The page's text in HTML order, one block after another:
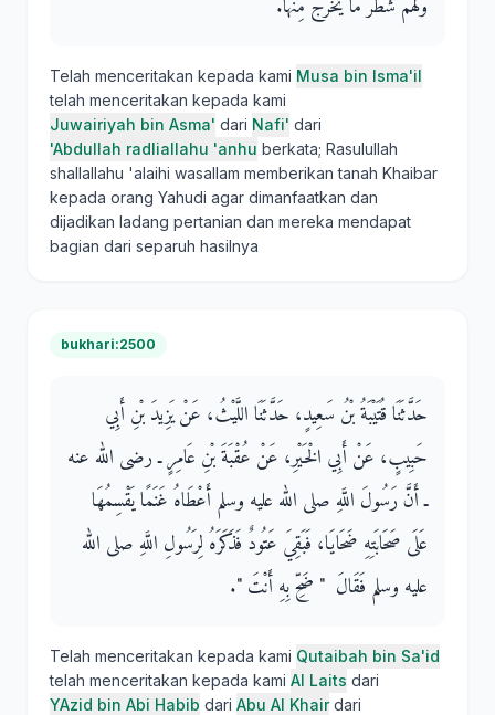
وَلَهُمْ شَطْرُ مَا يَخْرُجُ مِنْهَا‏.‏
Telah menceritakan kepada kami Musa bin Isma'il
telah menceritakan kepada kami
Juwairiyah bin Asma' dari Nafi' dari
'Abdullah radliallahu 'anhu berkata; Rasulullah
shallallahu 'alaihi wasallam memberikan tanah Khaibar
kepada orang Yahudi agar dimanfaatkan dan
dijadikan ladang pertanian dan mereka mendapat
bagian dari separuh hasilnya
bukhari:2500
حَدَّثَنَا قُتَيْبَةُ بْنُ سَعِيدٍ، حَدَّثَنَا اللَّيْثُ، عَنْ يَزِيدَ بْنِ أَبِي
حَبِيبٍ، عَنْ أَبِي الْخَيْرِ، عَنْ عُقْبَةَ بْنِ عَامِرٍ ـ رضى الله عنه
ـ أَنَّ رَسُولَ اللَّهِ صلى الله عليه وسلم أَعْطَاهُ غَنَمًا يَقْسِمُهَا
عَلَى صَحَابَتِهِ ضَحَايَا، فَبَقِيَ عَتُودٌ فَذَكَرَهُ لِرَسُولِ اللَّهِ صلى الله
عليه وسلم فَقَالَ ‏ "‏ ضَحِّ بِهِ أَنْتَ ‏"‏‏.‏
Telah menceritakan kepada kami Qutaibah bin Sa'id
telah menceritakan kepada kami Al Laits dari
YAzid bin Abi Habib dari Abu Al Khairdari